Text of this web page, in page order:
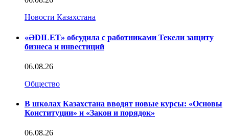
Новости Казахстана
«ӘDILET» обсудила с работниками Текели защиту
бизнеса и инвестиций
06.08.26
Общество
В школах Казахстана вводят новые курсы: «Основы
Конституции» и «Закон и порядок»
06.08.26